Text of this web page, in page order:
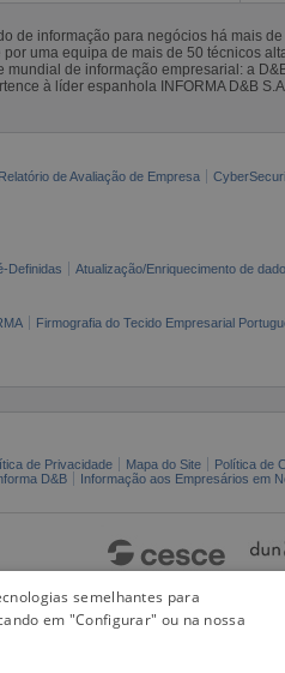
de informação para negócios há mais
uma equipa de mais de 50 técnicos
de informação empresarial: a
à líder espanhola INFORMA D&B
Relatório de Avaliação de Empresa
Definidas Atualização/Enriquecimento de
Firmografia do Tecido Empresarial
de Privacidade Mapa do Site Política de
D&B
Informação aos Empresários em
semelhantes para
em "Configurar" ou na nossa